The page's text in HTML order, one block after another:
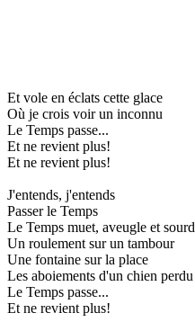
Et vole en éclats cette glace
Où je crois voir un inconnu
Le Temps passe...
Et ne revient plus!
Et ne revient plus!
J'entends, j'entends
Passer le Temps
Le Temps muet, aveugle et sourd
Un roulement sur un tambour
Une fontaine sur la place
Les aboiements d'un chien perdu
Le Temps passe...
Et ne revient plus!